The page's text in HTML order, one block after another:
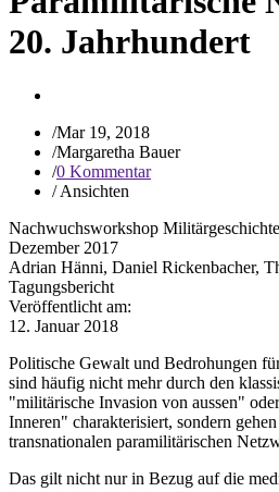
20. Jahrhundert
/Mar 19, 2018
/Margaretha Bauer
/0 Kommentar
/Ansichten
Nachwuchsworkshop
Dezember 2017
Adrian Hänni, Daniel Rickenbacher,
Tagungsbericht
Veröffentlicht am:
12. Januar 2018
Politische Gewalt und Bedrohungen
sind häufig nicht mehr durch den
"militärische Invasion von aussen"
Inneren" charakterisiert, sondern
transnationalen paramilitärischen
Das gilt nicht nur in Bezug auf die